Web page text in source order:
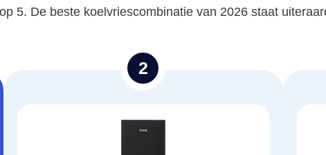
5. De beste koelvriescombinatie van 2026 staat
2